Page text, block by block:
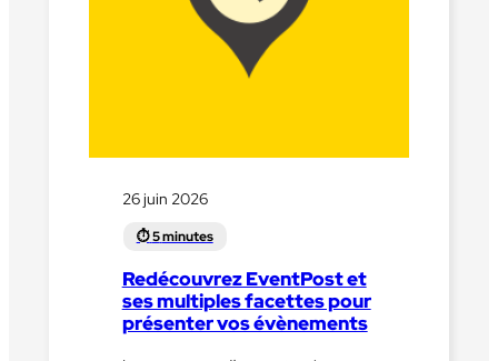
26 juin 2026
Redécouvrez EventPost et
ses multiples facettes pour
présenter vos évènements